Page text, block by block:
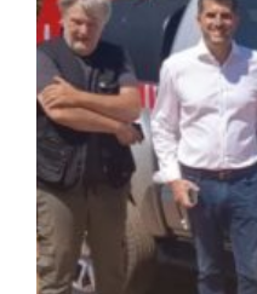
Δήμος Σαρωνικού
ενημερώνουν τους
συνύπαρξη με τις